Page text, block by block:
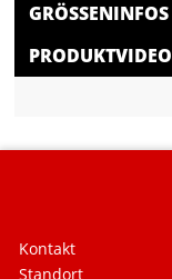
GRÖSSENINFOS
PRODUKTVIDEO
Kontakt
Standort